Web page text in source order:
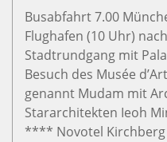
Busabfahrt 7.00
Flughafen (10 Uhr)
Stadtrundgang mit
Besuch des Musée
genannt Mudam mit
Stararchitekten Ieoh
**** Novotel Kirchberg